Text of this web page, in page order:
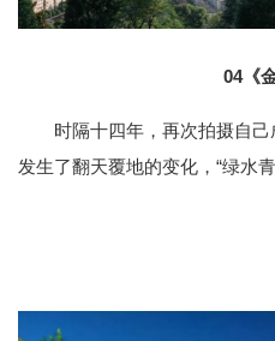
04《
时隔十四年，再次拍摄自
发生了翻天覆地的变化，“绿水